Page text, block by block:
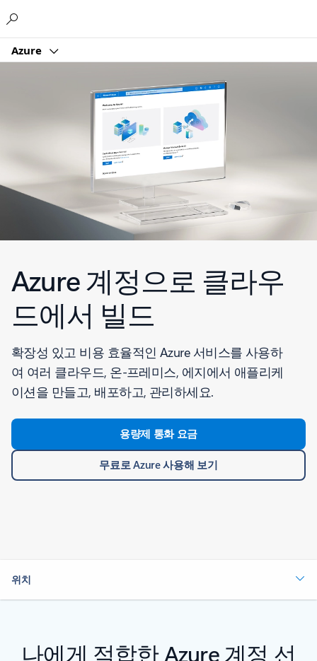
Azure
Azure 계정으로 클라우
드에서 빌드
확장성 있고 비용 효율적인 Azure 서비스를 사용하
여 여러 클라우드, 온-프레미스, 에지에서 애플리케
이션을 만들고, 배포하고, 관리하세요.
용량제 통화 요금
무료로 Azure 사용해 보기
위치
나에게 적합한 Azure 계정 선